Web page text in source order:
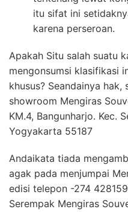
itu sifat ini
karena perseroan.
Apakah Situ salah suatu
mengonsumsi klasifikasi
khusus? Seandainya
showroom Mengiras
KM.4, Bangunharjo. Kec.
Yogyakarta 55187
Andaikata tiada
agak pada menjumpai
edisi telepon -274
Serempak Mengiras